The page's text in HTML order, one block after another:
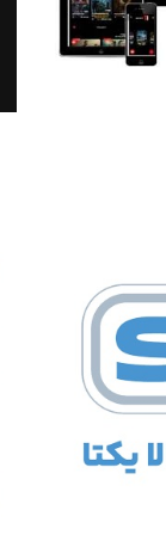
07